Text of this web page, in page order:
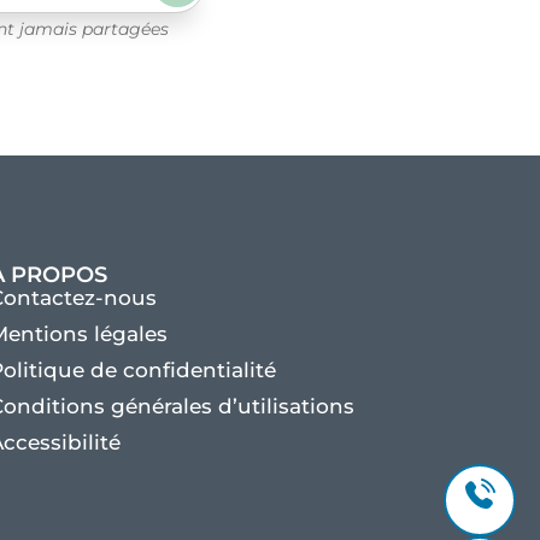
jamais partagées
PROPOS
nous
légales
de confidentialité
générales d’utilisations